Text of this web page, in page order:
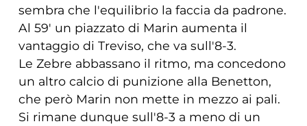
sembra che l'equilibrio la faccia da padrone.
Al 59' un piazzato di Marin aumenta il
vantaggio di Treviso, che va sull'8-3.
Le Zebre abbassano il ritmo, ma concedono
un altro calcio di punizione alla Benetton,
che però Marin non mette in mezzo ai pali.
Si rimane dunque sull'8-3 a meno di un